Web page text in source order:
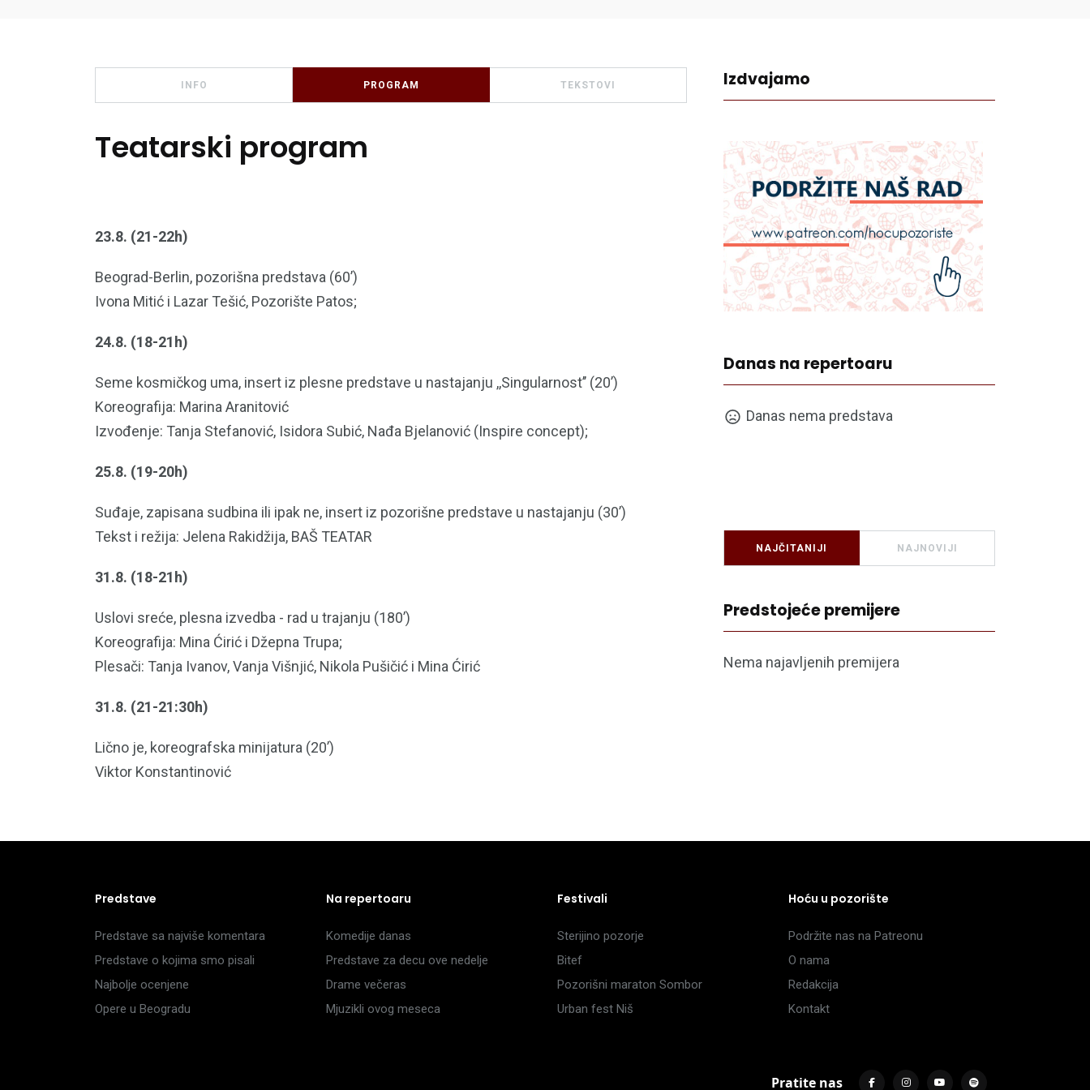
INFO PROGRAM TEKSTOVI
Teatarski program
23.8. (21-22h)
Beograd-Berlin, pozorišna predstava (60’)
Ivona Mitić i Lazar Tešić, Pozorište Patos;
24.8. (18-21h)
Seme kosmičkog uma, insert iz plesne predstave u nastajanju ,,Singularnost’’ (20’)
Koreografija: Marina Aranitović
Izvođenje: Tanja Stefanović, Isidora Subić, Nađa Bjelanović (Inspire concept);
25.8. (19-20h)
Suđaje, zapisana sudbina ili ipak ne, insert iz pozorišne predstave u nastajanju (30’)
Tekst i režija: Jelena Rakidžija, BAŠ TEATAR
31.8. (18-21h)
Uslovi sreće, plesna izvedba - rad u trajanju (180’)
Koreografija: Mina Ćirić i Džepna Trupa;
Plesači: Tanja Ivanov, Vanja Višnjić, Nikola Pušičić i Mina Ćirić
31.8. (21-21:30h)
Lično je, koreografska minijatura (20’)
Viktor Konstantinović
Izdvajamo
Danas na repertoaru
Danas nema predstava
NAJČITANIJI NAJNOVIJI
Predstojeće premijere
Nema najavljenih premijera
Predstave
Predstave sa najviše komentara
Predstave o kojima smo pisali
Najbolje ocenjene
Opere u Beogradu
Na repertoaru
Komedije danas
Predstave za decu ove nedelje
Drame večeras
Mjuzikli ovog meseca
Festivali
Sterijino pozorje
Bitef
Pozorišni maraton Sombor
Urban fest Niš
Hoću u pozorište
Podržite nas na Patreonu
O nama
Redakcija
Kontakt
Pratite nas